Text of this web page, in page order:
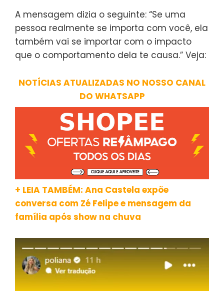
A mensagem dizia o seguinte: “Se uma
pessoa realmente se importa com você, ela
também vai se importar com o impacto
que o comportamento dela te causa.” Veja:
NOTÍCIAS ATUALIZADAS NO NOSSO CANAL
DO WHATSAPP
+ LEIA TAMBÉM: Ana Castela expõe
conversa com Zé Felipe e mensagem da
família após show na chuva